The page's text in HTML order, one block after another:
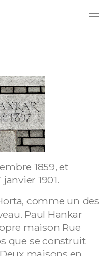
1859, et
1901.
comme un des
Paul Hankar
maison Rue
que se construit